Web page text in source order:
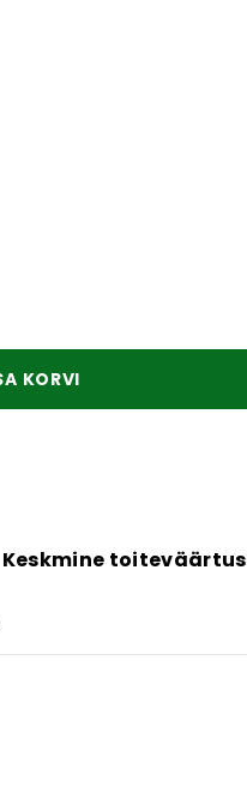
KORVI
Keskmine toiteväärtus